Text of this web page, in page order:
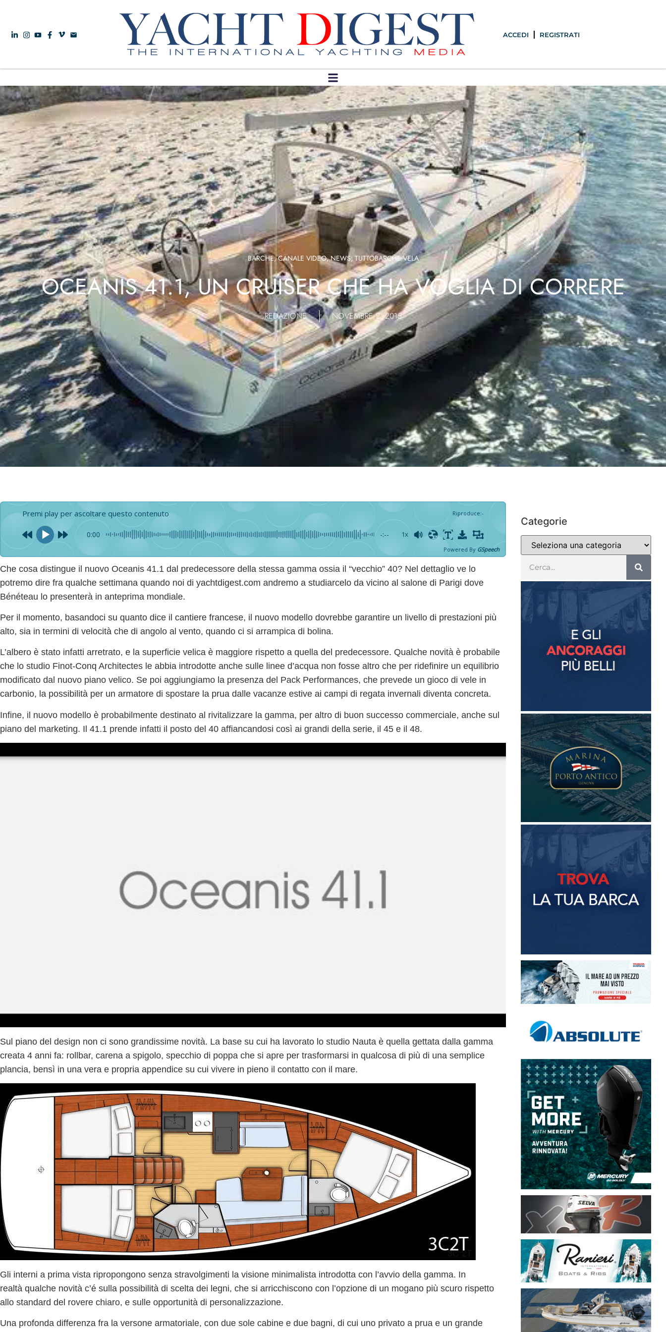
ACCEDI REGISTRATI
BARCHE,CANALE VIDEO,NEWS,TUTTOBARCHE VELA
OCEANIS 41.1, UN CRUISER CHE HA VOGLIA DI CORRERE
REDAZIONE NOVEMBRE 2, 2015
Premi play per ascoltare questo contenuto Riproduce:-
0:00 -:-- 1x
Powered By GSpeech
Che cosa distingue il nuovo Oceanis 41.1 dal predecessore della stessa gamma ossia il “vecchio” 40? Nel dettaglio ve lo
potremo dire fra qualche settimana quando noi di yachtdigest.com andremo a studiarcelo da vicino al salone di Parigi dove
Bénéteau lo presenterà in anteprima mondiale.
Per il momento, basandoci su quanto dice il cantiere francese, il nuovo modello dovrebbe garantire un livello di prestazioni più
alto, sia in termini di velocità che di angolo al vento, quando ci si arrampica di bolina.
L’albero è stato infatti arretrato, e la superficie velica è maggiore rispetto a quella del predecessore. Qualche novità è probabile
che lo studio Finot-Conq Architectes le abbia introdotte anche sulle linee d’acqua non fosse altro che per ridefinire un equilibrio
modificato dal nuovo piano velico. Se poi aggiungiamo la presenza del Pack Performances, che prevede un gioco di vele in
carbonio, la possibilità per un armatore di spostare la prua dalle vacanze estive ai campi di regata invernali diventa concreta.
Infine, il nuovo modello è probabilmente destinato al rivitalizzare la gamma, per altro di buon successo commerciale, anche sul
piano del marketing. Il 41.1 prende infatti il posto del 40 affiancandosi così ai grandi della serie, il 45 e il 48.
Sul piano del design non ci sono grandissime novità. La base su cui ha lavorato lo studio Nauta è quella gettata dalla gamma
creata 4 anni fa: rollbar, carena a spigolo, specchio di poppa che si apre per trasformarsi in qualcosa di più di una semplice
plancia, bensì in una vera e propria appendice su cui vivere in pieno il contatto con il mare.
Gli interni a prima vista ripropongono senza stravolgimenti la visione minimalista introdotta con l’avvio della gamma. In
realtà qualche novità c’é sulla possibilità di scelta dei legni, che si arricchiscono con l’opzione di un mogano più scuro rispetto
allo standard del rovere chiaro, e sulle opportunità di personalizzazione.
Una profonda differenza fra la versone armatoriale, con due sole cabine e due bagni, di cui uno privato a prua e un grande
Categorie